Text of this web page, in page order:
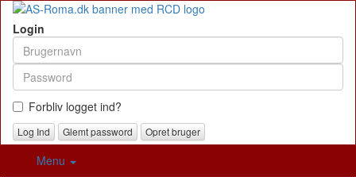
Login
Forbliv logget ind?
Glemt password Opret bruger
Menu